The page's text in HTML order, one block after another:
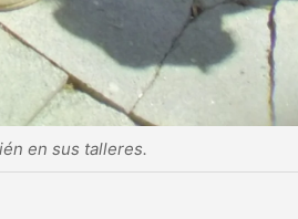
en sus talleres.